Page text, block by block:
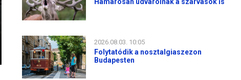
2026.08.03. 10:05
Folytatódik a nosztalgiaszezon
Budapesten